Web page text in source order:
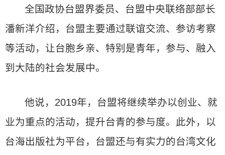
全国政协台盟界委员、台盟中央联络部部长
潘新洋介绍，台盟主要通过联谊交流、参访考察
等活动，让台胞乡亲、特别是青年，参与、融入
到大陆的社会发展中。
他说，2019年，台盟将继续举办以创业、就
业为重点的活动，提升台青的参与度。此外，以
台海出版社为平台，台盟还与有实力的台湾文化